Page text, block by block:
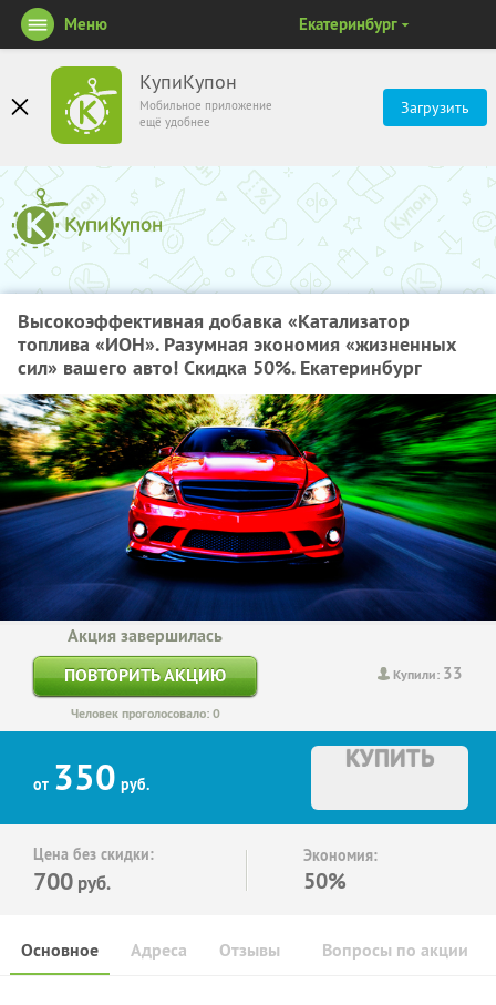
КупиКупон
Мобильное приложение
ещё удобнее
Загрузить
Меню Екатеринбург
Высокоэффективная добавка «Катализатор
топлива «ИОН». Разумная экономия «жизненных
сил» вашего авто! Скидка 50%. Екатеринбург
Купили: 33
Акция завершилась
ПОВТОРИТЬ АКЦИЮ
Человек проголосовало: 0
от 350 руб.
КУПИТЬ
Цена без скидки:
700 руб.
Экономия:
50%
Основное Отзывы Вопросы по акции
Адреса